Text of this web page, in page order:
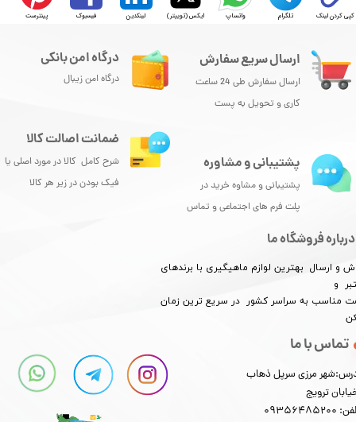
★★★
کپی کردن لینک تلگرام واتساپ ایکس (توییتر) لینکدین فیسبوک پینترست
ارسال سریع سفارش
ارسال سفارش طی 24 ساعت
کاری و تحویل به پست
درباره فروشگاه ما
و ارسال بهترین لوازم ماهیگیری با برندهای
و
مناسب به سراسر کشور در سریع ترین زمان
تماس با ما
مرزی سرپل ذهاب
ترویج
درگاه امن بانکی
درگاه امن زیبال
پشتیبانی و مشاوره
پشتیبانی و مشاوه خرید در
پلت فرم های اجتماعی و تماس
ضمانت اصالت کالا
شرح کامل کالا در مورد اصلی یا
فیک بودن در زیر هر کالا